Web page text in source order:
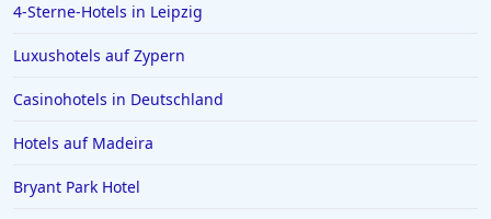
4-Sterne-Hotels in Leipzig
Luxushotels auf Zypern
Casinohotels in Deutschland
Hotels auf Madeira
Bryant Park Hotel